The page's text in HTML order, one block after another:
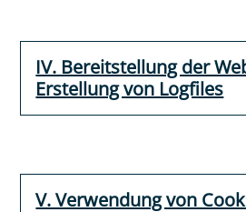
IV. Bereitstellung der
Erstellung von Logfiles
V. Verwendung von